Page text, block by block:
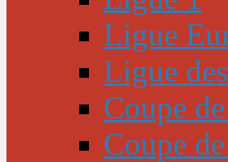
Ligue
Ligue
Coupe
Coupe